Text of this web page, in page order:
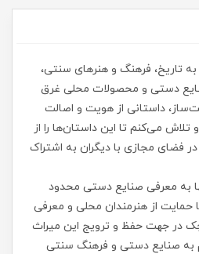
تاریخ، فرهنگ و هنرهای سنتی،
دستی و محصولات محلی غرق
داستانی از هویت و اصالت
می‌کنم تا این داستان‌ها را از
فضای مجازی با دیگران به اشتراک
به معرفی صنایع دستی محدود
حمایت از هنرمندان محلی و معرفی
در جهت حفظ و ترویج این میراث
به صنایع دستی و فرهنگ سنتی